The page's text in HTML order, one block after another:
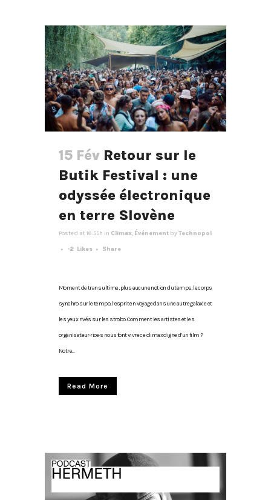
15 Fév Retour sur le
Butik Festival : une
odyssée électronique
en terre Slovène
Posted at 16:55h in Climax, Événement byTechnopol
-2 Likes Share
Moment de trans ultime, plus aucune notion du temps, le corps
synchro sur le tempo, l’esprit en voyage dans une autre galaxie et
les yeux rivés sur les strobo. Comment les artistes et les
organisateur·rice·s nous font vivre ce climax digne d’un film ?
Notre...
Read More